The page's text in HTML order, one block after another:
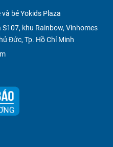
bé Yokids Plaza
khu Rainbow, Vinhomes
Đức, Tp. Hồ Chí Minh